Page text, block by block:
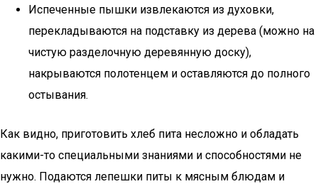
Испеченные пышки извлекаются из духовки,
перекладываются на подставку из дерева (можно на
чистую разделочную деревянную доску),
накрываются полотенцем и оставляются до полного
остывания.
Как видно, приготовить хлеб пита несложно и обладать
какими-то специальными знаниями и способностями не
нужно. Подаются лепешки питы к мясным блюдам и